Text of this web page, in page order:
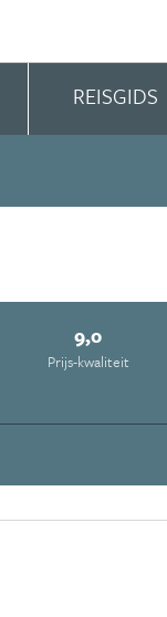
REISGIDS
9,0
Prijs-kwaliteit